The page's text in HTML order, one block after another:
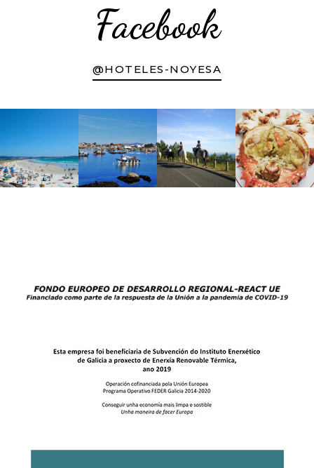
Facebook
@HOTELES-NOYESA